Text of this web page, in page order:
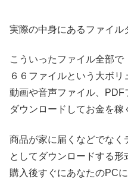
実際の中身にあるファイル
こういったファイル全部で
６６ファイルという大ボリ
動画や音声ファイル、PDF
ダウンロードしてお金を稼
商品が家に届くなどでなく
としてダウンロードする形
購入後すぐにあなたのPC